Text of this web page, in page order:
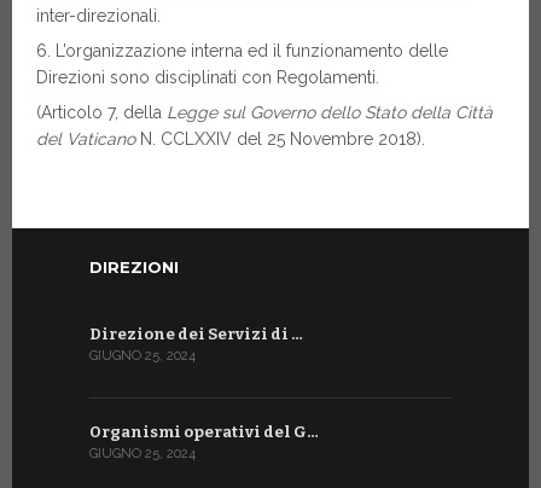
inter-direzionali.
6. L’organizzazione interna ed il funzionamento delle
Direzioni sono disciplinati con Regolamenti.
(Articolo 7, della Legge sul Governo dello Stato della Città
del VaticanoN. CCLXXIV del 25 Novembre 2018).
DIREZIONI
Direzione dei Servizi di …
GIUGNO 25, 2024
Organismi operativi del G…
GIUGNO 25, 2024